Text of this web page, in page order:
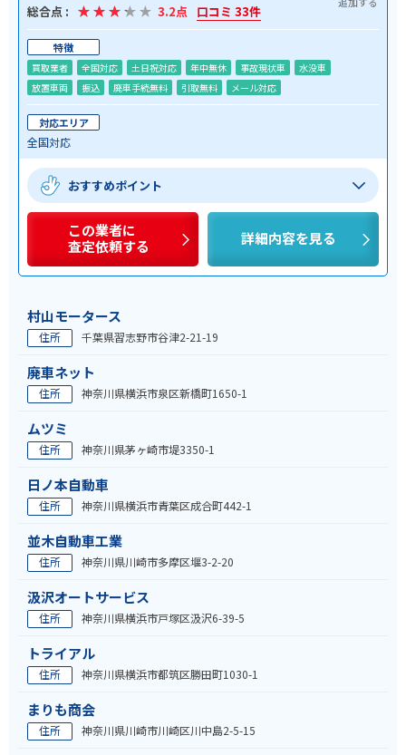
総合点 : 3.2点 口コミ 33件
特徴
買取業者 全国対応 土日祝対応 年中無休 事故現状車
水没車
放置車両
振込 廃車手続無料 引取無料 メール対応
対応エリア
全国対応
おすすめポイント
この業者に
査定依頼する
詳細内容を見る
村山モータース
住所 千葉県習志野市谷津2-21-19
廃車ネット
住所 神奈川県横浜市泉区新橋町1650-1
ムツミ
住所 神奈川県茅ヶ崎市堤3350-1
日ノ本自動車
住所 神奈川県横浜市青葉区成合町442-1
並木自動車工業
住所 神奈川県川崎市多摩区堰3-2-20
汲沢オートサービス
住所 神奈川県横浜市戸塚区汲沢6-39-5
トライアル
住所 神奈川県横浜市都筑区勝田町1030-1
まりも商会
住所 神奈川県川崎市川崎区川中島2-5-15